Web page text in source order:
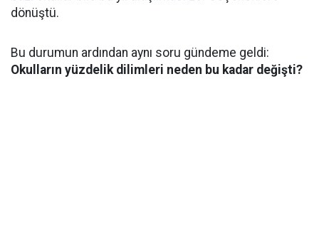
dönüştü.
Bu durumun ardından aynı soru gündeme geldi:
Okulların yüzdelik dilimleri neden bu kadar değişti?